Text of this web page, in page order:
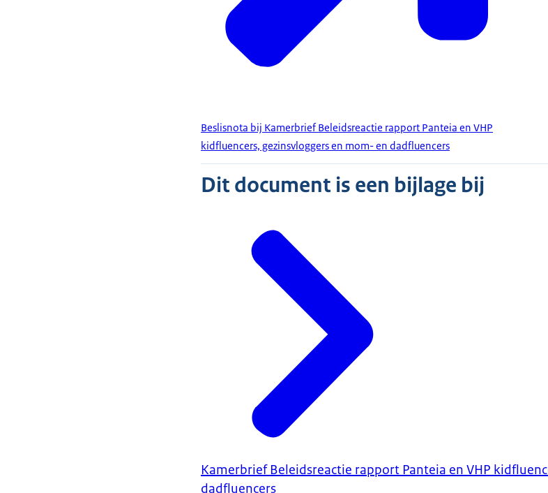
Beslisnota bij Kamerbrief Beleidsreactie rapport Panteia en VHP
kidfluencers, gezinsvloggers en mom- en dadfluencers
Dit document is een bijlage bij
Kamerbrief Beleidsreactie rapport Panteia en VHP
dadfluencers